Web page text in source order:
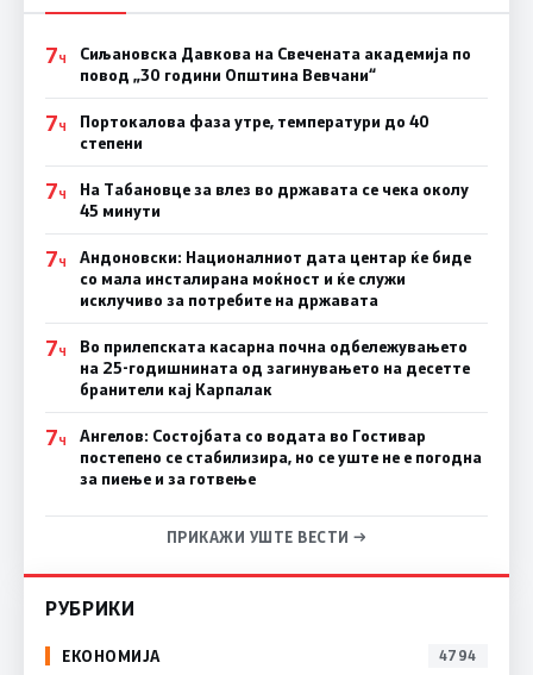
7Ч
Сиљановска Давкова на Свечената академија по
повод „30 години Општина Вевчани“
7Ч
Портокалова фаза утре, температури до 40
степени
7Ч
На Табановце за влез во државата се чека околу
45 минути
7Ч
Андоновски: Националниот дата центар ќе биде
со мала инсталирана моќност и ќе служи
исклучиво за потребите на државата
7Ч
Во прилепската касарна почна одбележувањето
на 25-годишнината од загинувањето на десетте
бранители кај Карпалак
7Ч
Ангелов: Состојбата со водата во Гостивар
постепено се стабилизира, но се уште не е погодна
за пиење и за готвење
ПРИКАЖИ УШТЕ ВЕСТИ →
РУБРИКИ
ЕКОНОМИЈА 4794